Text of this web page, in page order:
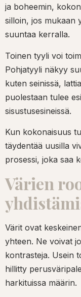
ja boheemin,
silloin, jos mukaan
suuntaa kerralla.
Toinen tyyli voi
Pohjatyyli näkyy
kuten seinissä,
puolestaan tulee
sisustusesineissä.
Kun kokonaisuus
täydentää uusilla
prosessi, joka saa
Värien
Värit ovat
yhteen. Ne voivat
kontrasteja. Usein
hillitty
harkituissa määrin.